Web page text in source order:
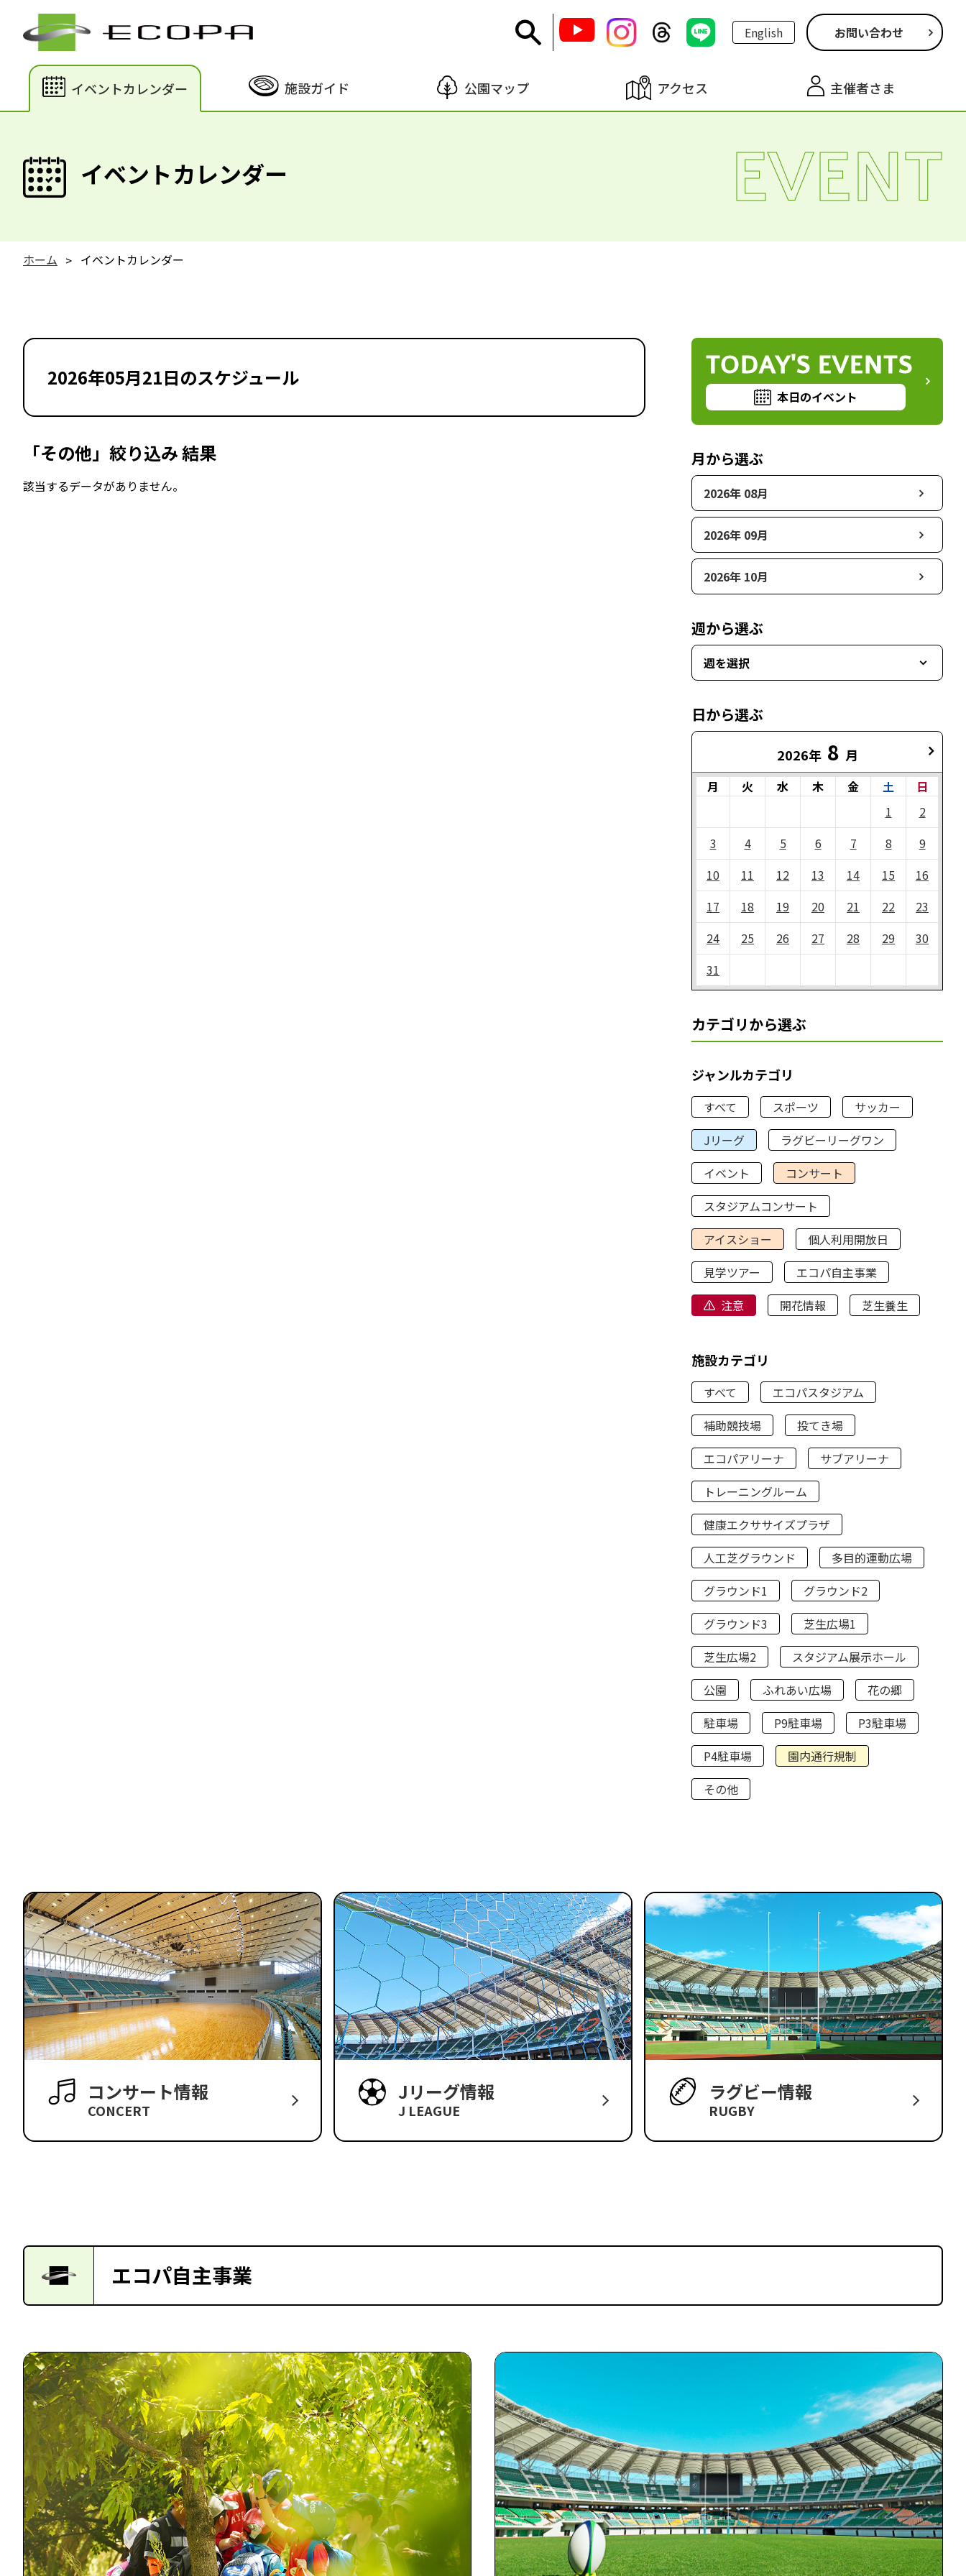
English お問い合わせ
イベントカレンダー 施設ガイド 公園マップ アクセス 主催者さま
イベントカレンダー EVENT
ホーム イベントカレンダー
2026年05月21日のスケジュール
「その他」絞り込み 結果
該当するデータがありません。
TODAY'S EVENTS
本日のイベント
月から選ぶ
2026年 08月
2026年 09月
2026年 10月
週から選ぶ
週を選択
日から選ぶ
2026年 8 月
月 火 水 木 金 土
日
1
2
3
4 5 6 7 8
9
10
11 12 13 14 15
16
17
18 19 20 21 22
23
24
25 26 27 28 29
30
31
カテゴリから選ぶ
ジャンルカテゴリ
すべて スポーツ
サッカー
Jリーグ
ラグビーリーグワン
イベント
コンサート
スタジアムコンサート
アイスショー
個人利用開放日
見学ツアー
エコパ自主事業
注意
開花情報 芝生養生
施設カテゴリ
すべて
エコパスタジアム
補助競技場
投てき場
エコパアリーナ
サブアリーナ
トレーニングルーム
健康エクササイズプラザ
人工芝グラウンド
多目的運動広場
グラウンド1
グラウンド2
グラウンド3
芝生広場1
芝生広場2
スタジアム展示ホール
公園
ふれあい広場
花の郷
駐車場
P9駐車場
P3駐車場
P4駐車場
園内通行規制
その他
コンサート情報
CONCERT
Jリーグ情報
J LEAGUE
ラグビー情報
RUGBY
エコパ自主事業